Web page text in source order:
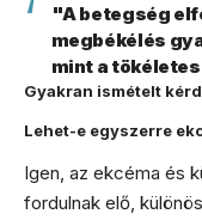
"A betegség
megbékélés
mint a
Gyakran ismételt
Lehet-e egyszerre
Igen, az ekcéma és
fordulnak elő,